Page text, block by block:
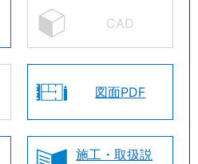
CAD
図面PDF
施工・取扱説